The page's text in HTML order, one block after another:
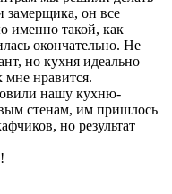
замерщика, он все
именно такой, как
окончательно. Не
но кухня идеально
мне нравится.
нашу кухню-
стенам, им пришлось
но результат